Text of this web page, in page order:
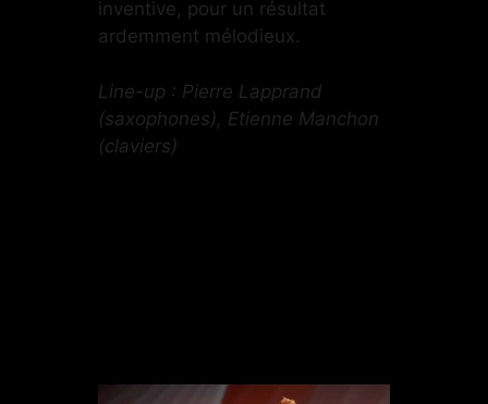
inventive, pour un résultat
ardemment mélodieux.
Line-up : Pierre Lapprand
(saxophones), Etienne Manchon
(claviers)